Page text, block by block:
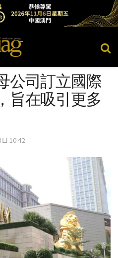
公司訂立國際
旨在吸引更多
10:42